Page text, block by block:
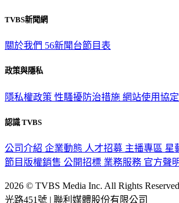
TVBS新聞網
關於我們 56新聞台節目表
政策與隱私
隱私權政策 性騷擾防治措施 網站使用協定
認識 TVBS
公司介紹 企業動態 人才招募 主播專區 星
節目版權銷售 公開招標 業務服務 官方聲
2026 © TVBS Media Inc. All Rights
光路451號 | 聯利媒體股份有限公司